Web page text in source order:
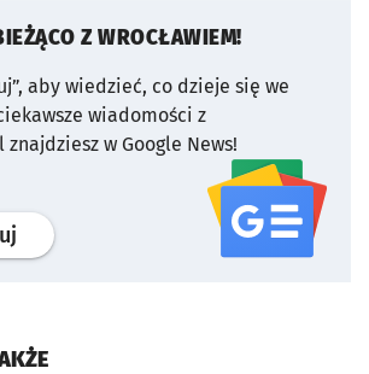
Z WROCŁAWIEM!
aby wiedzieć, co dzieje się we
wiadomości z
w Google News!
profil serwisu